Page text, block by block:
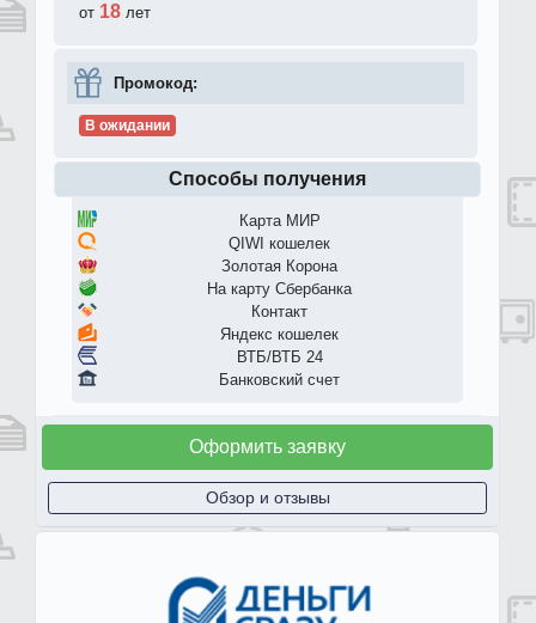
от 18 лет
Промокод:
В ожидании
Способы получения
Карта МИР
QIWI кошелек
Золотая Корона
На карту Сбербанка
Контакт
Яндекс кошелек
ВТБ/ВТБ 24
Банковский счет
Оформить заявку
Обзор и отзывы